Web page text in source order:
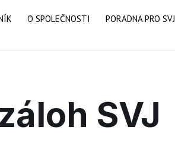
O SPOLEČNOSTI PORADNA PRO SVJ
SVJ